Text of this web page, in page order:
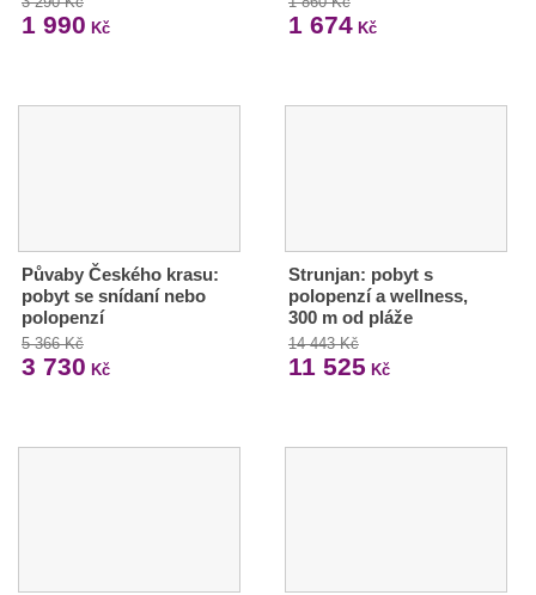
1 990 Kč 1 674Kč
Půvaby Českého krasu:
pobyt se snídaní nebo
polopenzí
5 366 Kč
3 730 Kč
Strunjan: pobyt s
polopenzí a wellness,
300 m od pláže
14 443 Kč
11 525 Kč